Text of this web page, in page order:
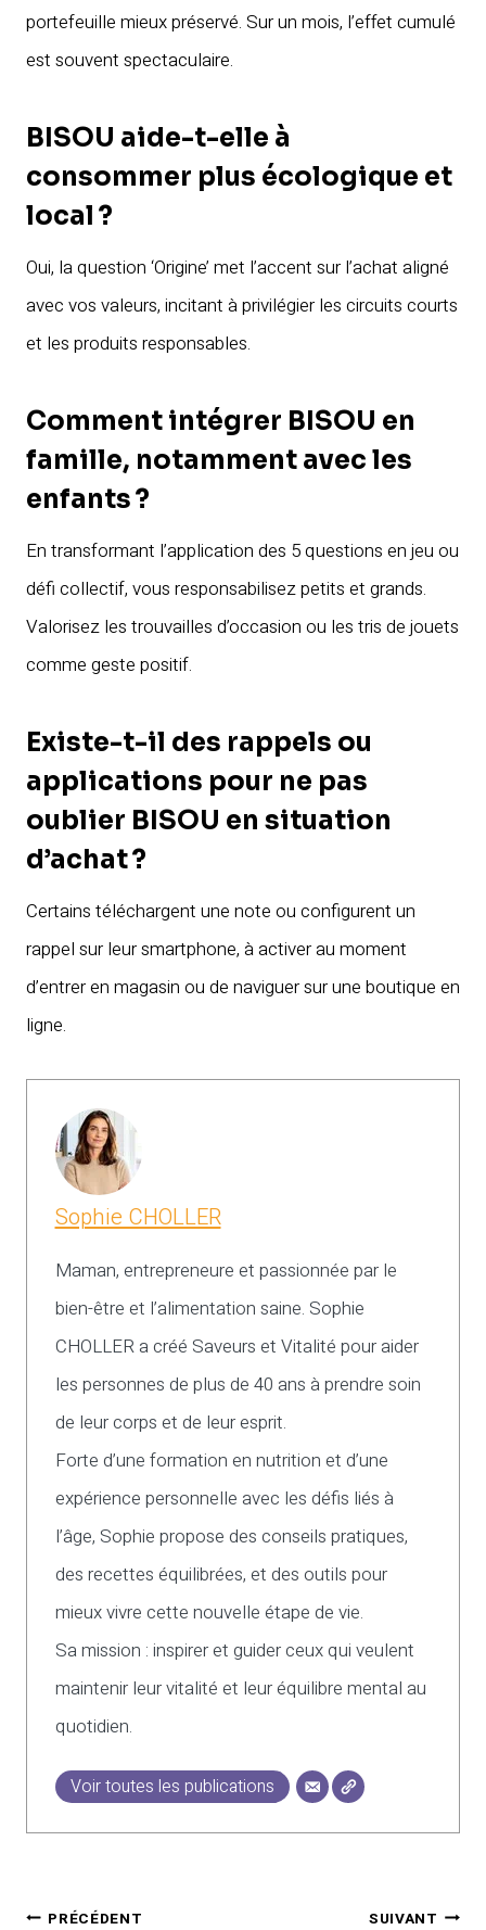
portefeuille mieux préservé. Sur un mois, l’effet cumulé
est souvent spectaculaire.
BISOU aide-t-elle à
consommer plus écologique et
local ?
Oui, la question ‘Origine’ met l’accent sur l’achat aligné
avec vos valeurs, incitant à privilégier les circuits courts
et les produits responsables.
Comment intégrer BISOU en
famille, notamment avec les
enfants ?
En transformant l’application des 5 questions en jeu ou
défi collectif, vous responsabilisez petits et grands.
Valorisez les trouvailles d’occasion ou les tris de jouets
comme geste positif.
Existe-t-il des rappels ou
applications pour ne pas
oublier BISOU en situation
d’achat ?
Certains téléchargent une note ou configurent un
rappel sur leur smartphone, à activer au moment
d’entrer en magasin ou de naviguer sur une boutique en
ligne.
Sophie CHOLLER
Maman, entrepreneure et passionnée par le
bien-être et l’alimentation saine. Sophie
CHOLLER a créé Saveurs et Vitalité pour aider
les personnes de plus de 40 ans à prendre soin
de leur corps et de leur esprit.
Forte d’une formation en nutrition et d’une
expérience personnelle avec les défis liés à
l’âge, Sophie propose des conseils pratiques,
des recettes équilibrées, et des outils pour
mieux vivre cette nouvelle étape de vie.
Sa mission : inspirer et guider ceux qui veulent
maintenir leur vitalité et leur équilibre mental au
quotidien.
Voir toutes les publications
Navigation
PRÉCÉDENT SUIVANT